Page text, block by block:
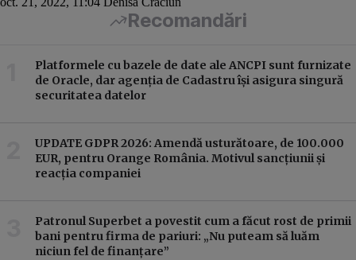
Recomandări
Platformele cu bazele de date ale ANCPI sunt furnizate
de Oracle, dar agenția de Cadastru își asigura singură
securitatea datelor
UPDATE GDPR 2026: Amendă usturătoare, de 100.000
EUR, pentru Orange România. Motivul sancțiunii și
reacția companiei
Patronul Superbet a povestit cum a făcut rost de primii
bani pentru firma de pariuri: „Nu puteam să luăm
niciun fel de finanțare”